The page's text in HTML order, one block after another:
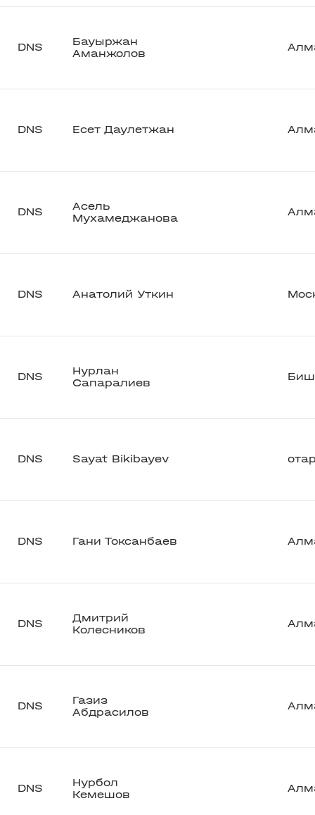
DNS
Бауыржан
Аманжолов
DNS Есет Даулетжан
DNS
Асель
Мухамеджанова
DNS Анатолий Уткин
DNS
Нурлан
Сапаралиев
DNS Sayat Bikibayev
DNS Гани Токсанбаев
DNS
Дмитрий
Колесников
DNS
Газиз
Абдрасилов
DNS
Нурбол
Кемешов